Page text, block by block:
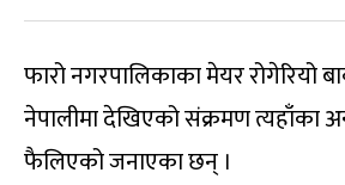
फारो नगरपालिकाका मेयर रोगेरियो
नेपालीमा देखिएको संक्रमण त्यहाँका
फैलिएको जनाएका छन् ।